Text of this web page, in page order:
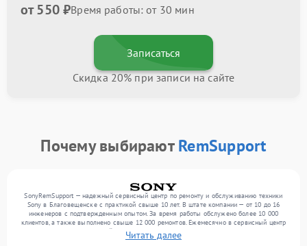
от 550 ₽Время работы: от 30 мин
Записаться
Скидка 20% при записи на сайте
Почему выбираютRemSupport
SonyRemSupport — надежный сервисный центр по ремонту и обслуживанию техники
Sony в Благовещенске с практикой свыше 10 лет. В штате компании — от 10 до 16
инженеров с подтвержденным опытом. За время работы обслужено более 10 000
клиентов, а также выполнено свыше 12 000 ремонтов. Ежемесячно в сервисный центр
поступает от 300 устройств, включая , , . Мы работаем с широким спектром
неисправностей и обеспечиваем надежный результат благодаря использованию
Читать далее